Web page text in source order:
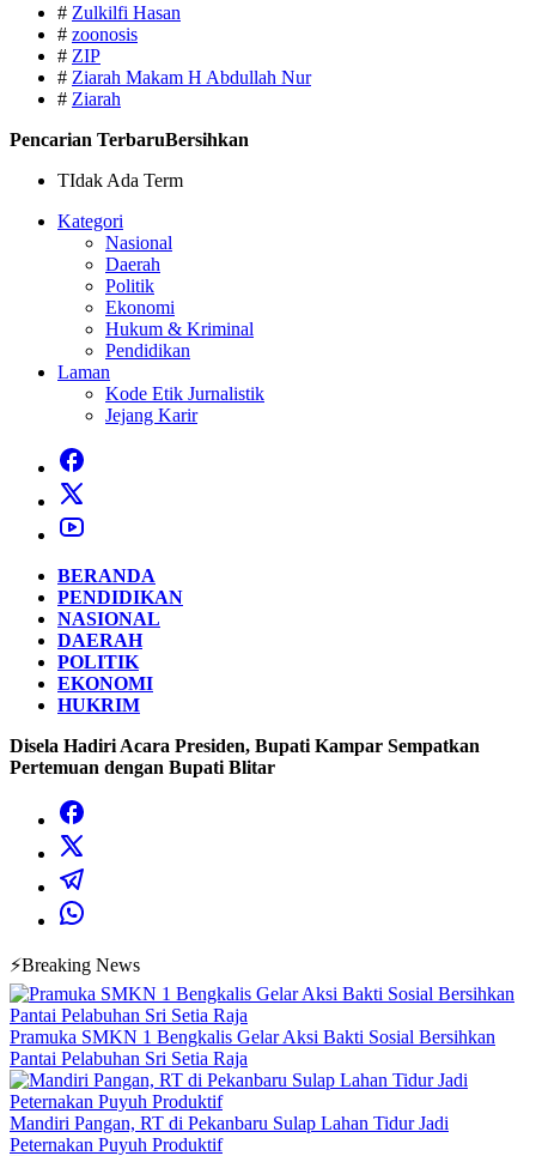
# Zulkilfi Hasan
# zoonosis
# ZIP
# Ziarah Makam H Abdullah Nur
# Ziarah
Pencarian TerbaruBersihkan
TIdak Ada Term
Kategori
Nasional
Daerah
Politik
Ekonomi
Hukum & Kriminal
Pendidikan
Laman
Kode Etik Jurnalistik
Jejang Karir
BERANDA
PENDIDIKAN
NASIONAL
DAERAH
POLITIK
EKONOMI
HUKRIM
Disela Hadiri Acara Presiden, Bupati Kampar Sempatkan
Pertemuan dengan Bupati Blitar
⚡Breaking News
Pramuka SMKN 1 Bengkalis Gelar Aksi Bakti Sosial Bersihkan
Pantai Pelabuhan Sri Setia Raja
Mandiri Pangan, RT di Pekanbaru Sulap Lahan Tidur Jadi
Peternakan Puyuh Produktif